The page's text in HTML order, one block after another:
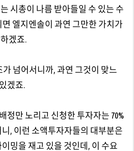
시총이 나름 받아들일 수 있는 수
엘지엔솔이 과연 그만한 가치가
겠죠.
가 넘어서니까, 과연 그것이 맞느
겠죠.
정만 노리고 신청한 투자자는 70%
, 이런 소액투자자들의 대부분은
밍을 재고 있을 것인데, 이 수요